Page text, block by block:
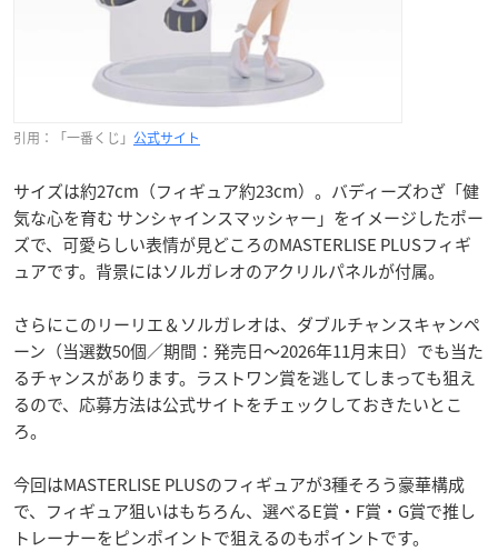
引用：「一番くじ」 公式サイト
サイズは約27cm（フィギュア約23cm）。バディーズわざ「健
気な心を育む サンシャインスマッシャー」をイメージしたポー
ズで、可愛らしい表情が見どころのMASTERLISE PLUSフィギ
ュアです。背景にはソルガレオのアクリルパネルが付属。
さらにこのリーリエ＆ソルガレオは、ダブルチャンスキャンペ
ーン（当選数50個／期間：発売日～2026年11月末日）でも当た
るチャンスがあります。ラストワン賞を逃してしまっても狙え
るので、応募方法は公式サイトをチェックしておきたいとこ
ろ。
今回はMASTERLISE PLUSのフィギュアが3種そろう豪華構成
で、フィギュア狙いはもちろん、選べるE賞・F賞・G賞で推し
トレーナーをピンポイントで狙えるのもポイントです。